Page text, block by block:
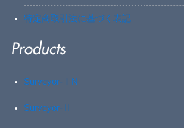
特定商取引法に基づく表記
Surveyor-ⅠN
Surveyor-Ⅱ